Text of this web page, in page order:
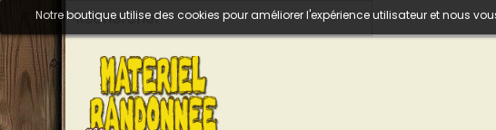
Notre boutique utilise des cookies pour améliorer l'expérience utilisateur et nous